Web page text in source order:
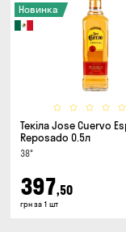
Новинка
Текіла Jose Cuervo
Reposado 0.5л
38°
397,50
грн за 1 шт